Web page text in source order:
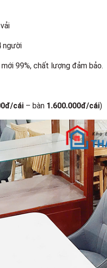
người
99%, chất lượng đảm bảo.
cái – bàn 1.600.000đ/cái)